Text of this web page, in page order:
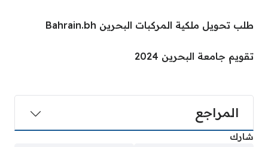
طلب تحويل ملكية المركبات البحرين Bahrain.bh
تقويم جامعة البحرين 2024
المراجع
شارك